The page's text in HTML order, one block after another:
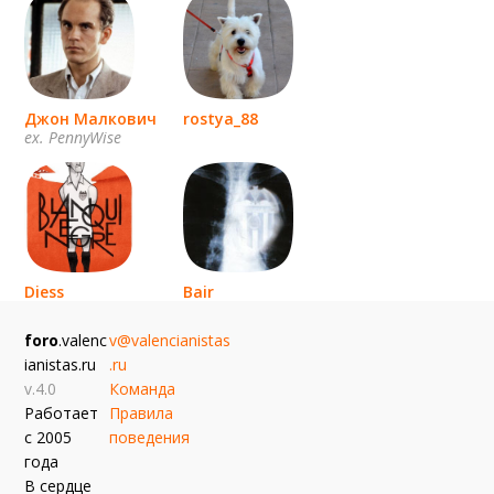
Джон Малкович
ex. PennyWise
rostya_88
Diess
Bair
foro.valenc
ianistas.ru
v.4.0
Работает
с 2005
года
В сердце
v@valencianistas
.ru
Команда
Правила
поведения